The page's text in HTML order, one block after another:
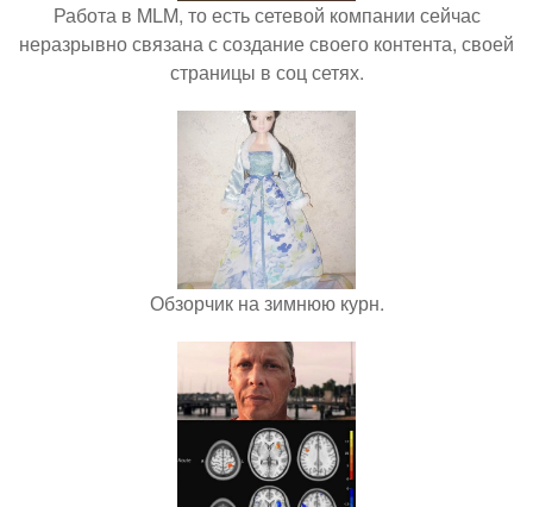
Работа в MLM, то есть сетевой компании сейчас
неразрывно связана с создание своего контента, своей
страницы в соц сетях.
Обзорчик на зимнюю курн.